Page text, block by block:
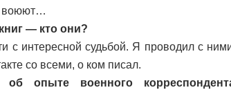
воюют…
— кто они?
с интересной судьбой. Я проводил с
со всеми, о ком писал.
об опыте военного